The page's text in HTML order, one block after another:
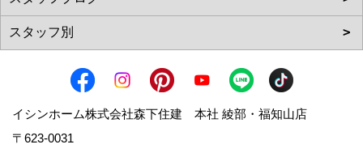
イシンホーム株式会社森下住建 本社 綾部・福知山店
〒623-0031